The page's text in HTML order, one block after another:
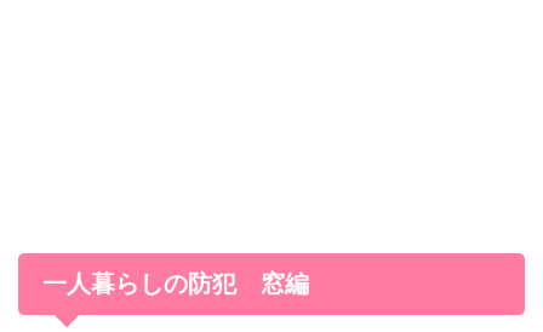
一人暮らしの防犯 窓編